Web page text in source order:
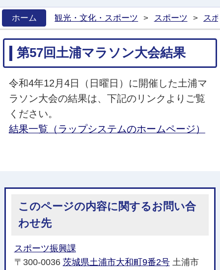
ホーム
観光・文化・スポーツ > スポーツ > ス
第57回土浦マラソン大会結果
令和4年12月4日（日曜日）に開催した土浦マ
ラソン大会の結果は、下記のリンクよりご覧
ください。
結果一覧（ラップシステムのホームページ）
このページの内容に関するお問い合
わせ先
スポーツ振興課
〒300-0036 茨城県土浦市大和町9番2号土浦市